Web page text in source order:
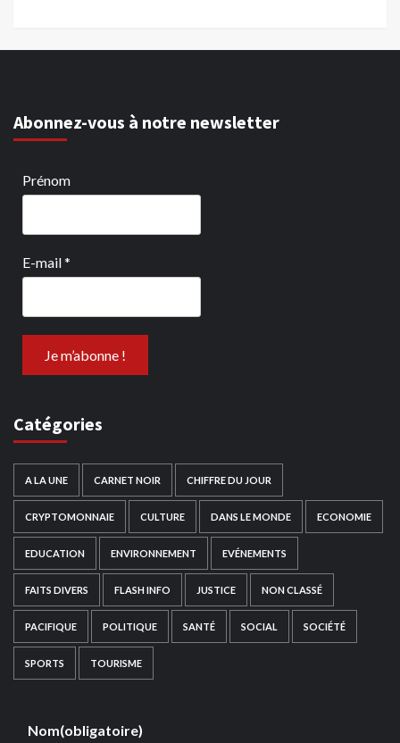
Abonnez-vous à notre newsletter
Prénom
E-mail*
Catégories
A LA UNE CARNET NOIR CHIFFRE DU JOUR
CRYPTOMONNAIE CULTURE DANS LE MONDE ECONOMIE
EDUCATION ENVIRONNEMENT EVÉNEMENTS
FAITS DIVERS FLASH INFO JUSTICE NON CLASSÉ
PACIFIQUE POLITIQUE SANTÉ SOCIAL SOCIÉTÉ
SPORTS TOURISME
Nom(obligatoire)